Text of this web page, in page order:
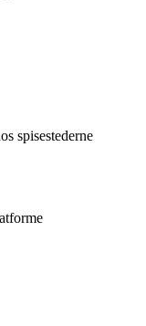
spisestederne